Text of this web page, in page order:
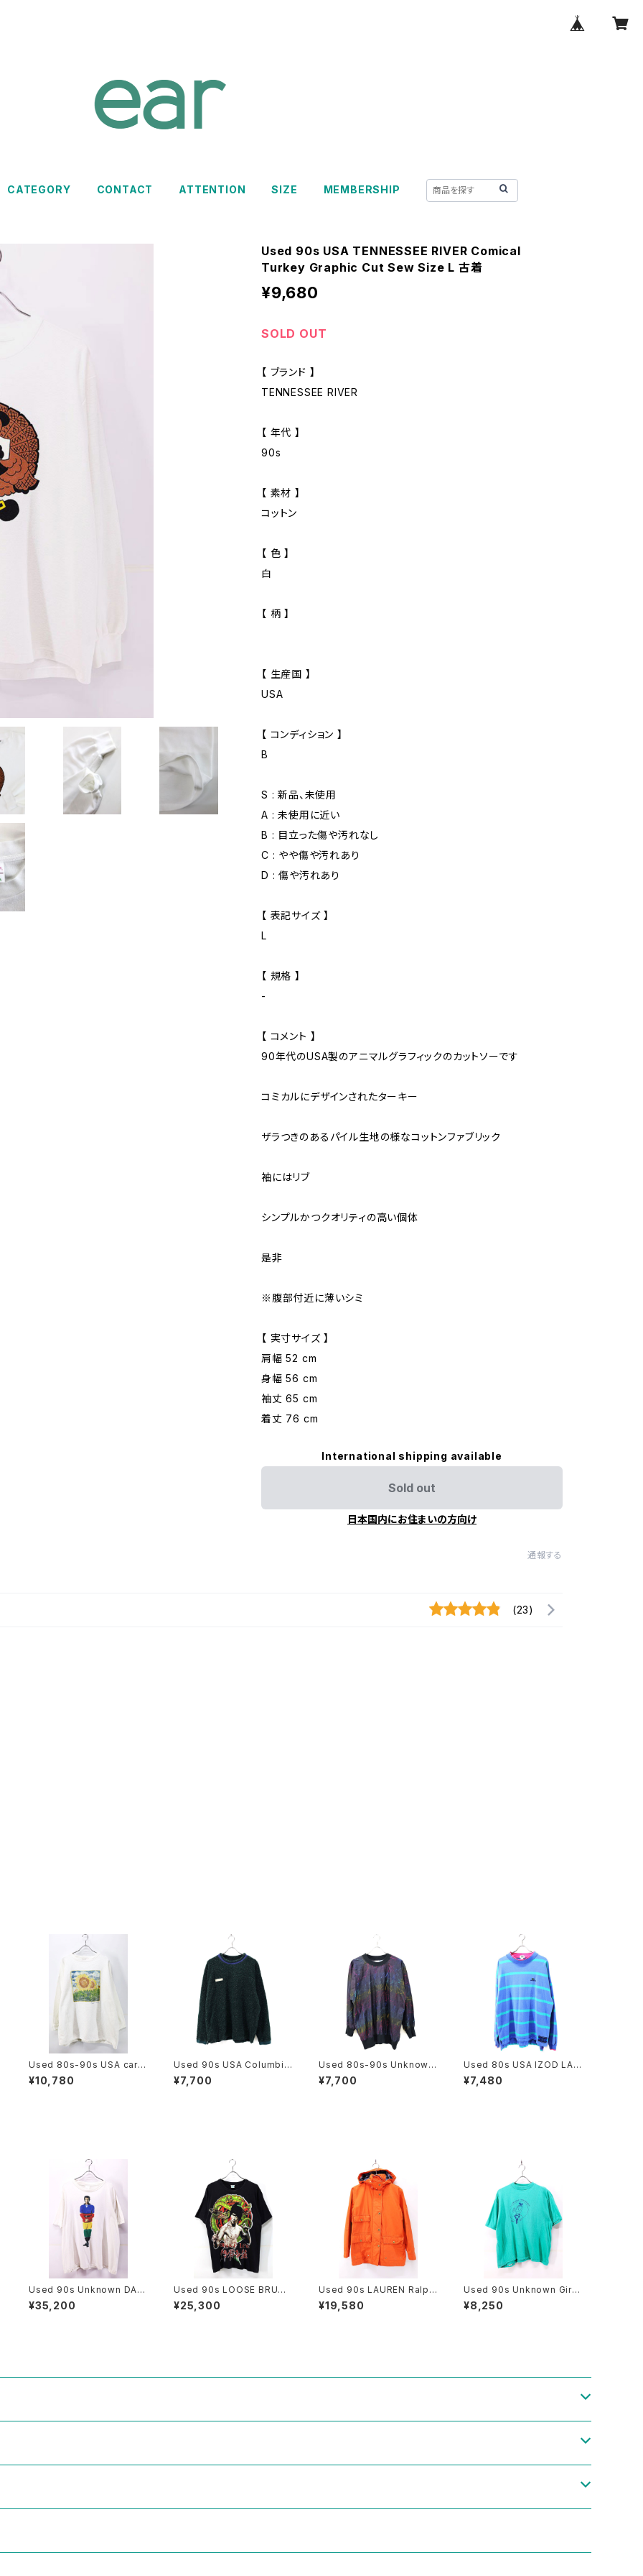
CATEGORY CONTACT ATTENTION SIZE MEMBERSHIP
Used 90s USA TENNESSEE RIVER Comical
Turkey Graphic Cut Sew Size L 古着
¥9,680
SOLD OUT
【 ブランド 】
TENNESSEE RIVER
【 年代 】
90s
【 素材 】
コットン
【 色 】
白
【 柄 】
【 生産国 】
USA
【 コンディション 】
B
S : 新品、未使用
A : 未使用に近い
B : 目立った傷や汚れなし
C : やや傷や汚れあり
D : 傷や汚れあり
【 表記サイズ 】
L
【 規格 】
-
【 コメント 】
90年代のUSA製のアニマルグラフィックのカットソーです
コミカルにデザインされたターキー
ザラつきのあるパイル生地の様なコットンファブリック
袖にはリブ
シンプルかつクオリティの高い個体
是非
※腹部付近に薄いシミ
【 実寸サイズ 】
肩幅 52 cm
身幅 56 cm
袖丈 65 cm
着丈 76 cm
International shipping available
Sold out
日本国内にお住まいの方向け
通報する
(23)
Used 80s-90s USA carol
ina colours Sunflower Art
Graphic Cut Sew Size 2X
¥10,780
Used 90s USA Columbia
Moss Green Pile Fleece
Cut Sew Size L 古着
¥7,700
Used 80s-90s Unknown
Black×Rainbow Nylon Cu
t Sew Size L 相当 古着
¥7,700
Used 80s USA IZOD LAC
OSTE Pale Tone Stripes
Cut Sew Size XL 古着
¥7,480
Used 90s Unknown DAVI
D COPPERFIELD Photo G
raphic T-Shirt Size 2XL
¥35,200
Used 90s LOOSE BRUCE
LEE Black Both Side Gra
phic T-Shirt Size L 相当
¥25,300
Used 90s LAUREN Ralph
Lauren Blaze Orange Mi
ddle Jacket Size S 相当
¥19,580
Used 90s Unknown Girl
Scout Turquoise T-Shirt
Size L 相当 古着
¥8,250